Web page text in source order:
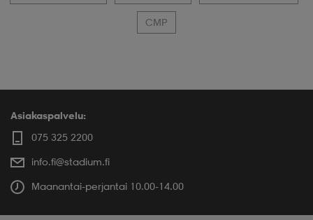
CMP
Asiakaspalvelu:
075 325 2200
info.fi@stadium.fi
Maanantai-perjantai 10.00-14.00